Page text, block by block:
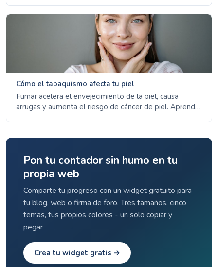
Cómo el tabaquismo afecta tu piel
Fumar acelera el envejecimiento de la piel, causa
arrugas y aumenta el riesgo de cáncer de piel. Aprende
Pon tu contador sin humo en tu
propia web
Comparte tu progreso con un widget gratuito para
tu blog, web o firma de foro. Tres tamaños, cinco
temas, tus propios colores - un solo copiar y
pegar.
Crea tu widget gratis →